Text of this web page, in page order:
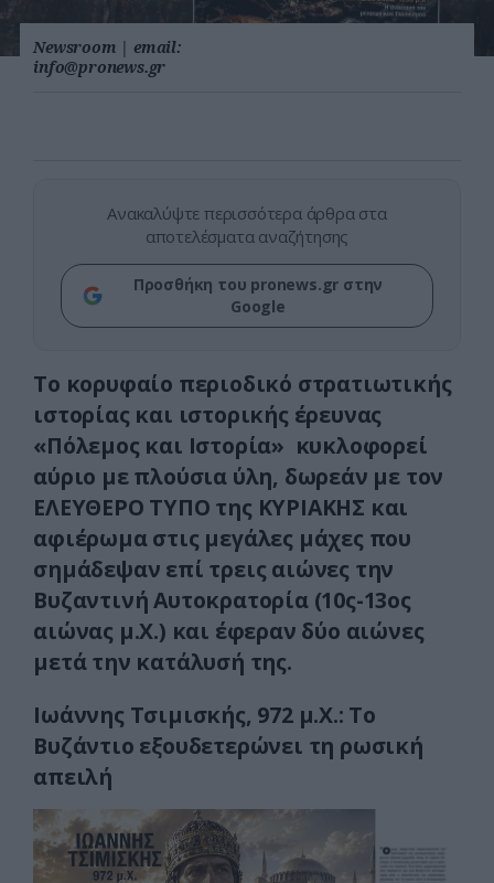
Newsroom | email:
info@pronews.gr
Ανακαλύψτε περισσότερα άρθρα στα
αποτελέσματα αναζήτησης
Προσθήκη του pronews.gr στην
Google
Tο κορυφαίο περιοδικό στρατιωτικής
ιστορίας και ιστορικής έρευνας
«Πόλεμος και Ιστορία» κυκλοφορεί
αύριο με πλούσια ύλη, δωρεάν με τον
ΕΛΕΥΘΕΡΟ ΤΥΠΟ της ΚΥΡΙΑΚΗΣ και
αφιέρωμα στις μεγάλες μάχες που
σημάδεψαν επί τρεις αιώνες την
Βυζαντινή Αυτοκρατορία (10ς-13ος
αιώνας μ.Χ.) και έφεραν δύο αιώνες
μετά την κατάλυσή της.
Ιωάννης Τσιμισκής, 972 μ.Χ.: Tο
Βυζάντιο εξουδετερώνει τη ρωσική
απειλή